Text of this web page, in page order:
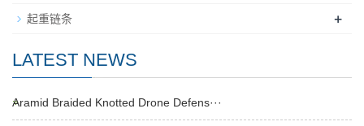
起重链条 +
LATEST NEWS
Aramid Braided Knotted Drone Defens···